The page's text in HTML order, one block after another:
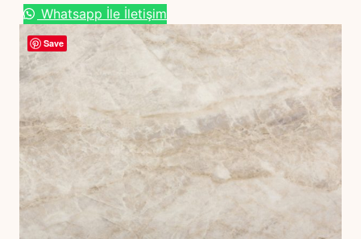
Whatsapp İle İletişim
Save